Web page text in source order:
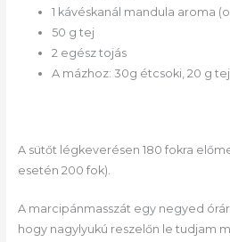
1 kávéskanál mandula aroma
50 g tej
2 egész tojás
A mázhoz: 30g étcsoki, 20 g
A sütőt légkeverésen 180 fokra
esetén 200 fok).
A marcipánmasszát egy negyed
hogy nagylyukú reszelőn le tudjam